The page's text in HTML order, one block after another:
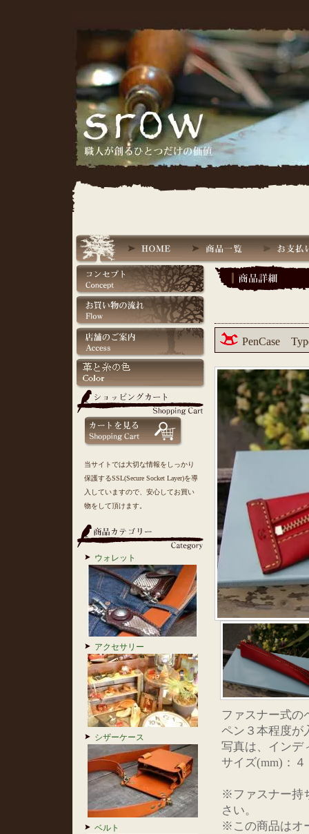
当サイトでは大切な情報をしっかり
保護するSSL(Secure Socket Layer)を導
入していますので、安心してお買い
物をして頂けます。
ウォレット
アクセサリー
シザーケース
ベルト
PenCase
ファスナー式の
ペン３本程度が
写真は、インデ
サイズ(mm)：
※ファスナー持
さい。
※この商品はオ